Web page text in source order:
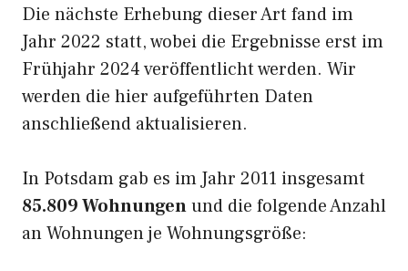
Die nächste Erhebung dieser Art fand im
Jahr 2022 statt, wobei die Ergebnisse erst im
Frühjahr 2024 veröffentlicht werden. Wir
werden die hier aufgeführten Daten
anschließend aktualisieren.
In Potsdam gab es im Jahr 2011 insgesamt
85.809 Wohnungenund die folgende Anzahl
an Wohnungen je Wohnungsgröße: